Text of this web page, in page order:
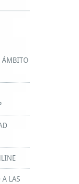
ÁMBITO
A LAS